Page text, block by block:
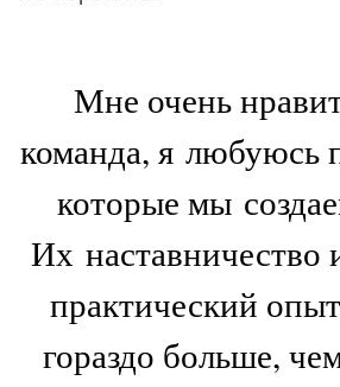
Мне очень
команда, я любуюсь
которые мы
Их наставничество
практический
гораздо больше,